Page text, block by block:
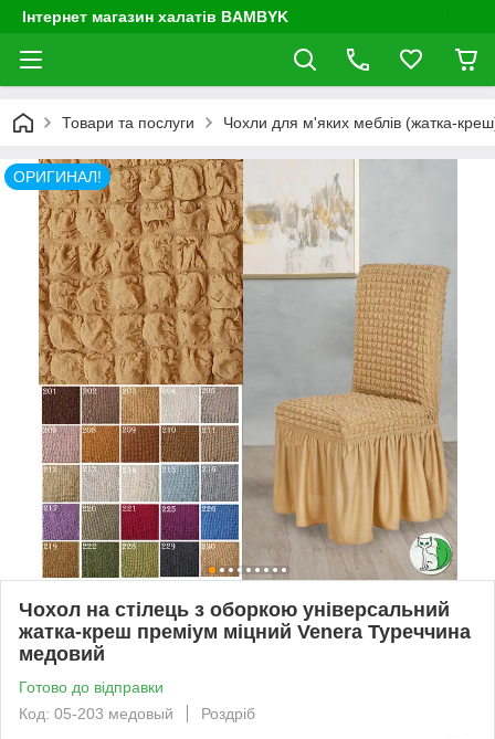
Інтернет магазин халатів BAMBYK
Товари та послуги Чохли для м'яких меблів (жатка-
ОРИГИНАЛ!
Чохол на стілець з оборкою універсальний
жатка-креш преміум міцний Venera Туреччина
медовий
Готово до відправки
Код: 05-203 медовый
Роздріб